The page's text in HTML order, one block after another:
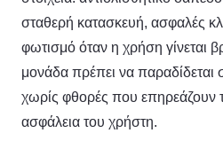
σταθερή κατασκευή, ασφαλές
φωτισμό όταν η χρήση γίνεται
μονάδα πρέπει να παραδίδεται
χωρίς φθορές που επηρεάζουν
ασφάλεια του χρήστη.